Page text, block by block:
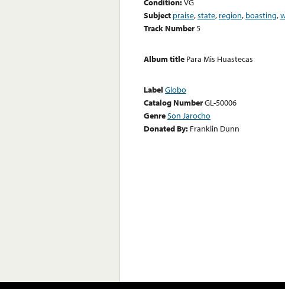
Subject praise,state, region, boasting,
Track Number5
Album title Para Mis Huastecas
Label Globo
Catalog NumberGL-50006
GenreSon Jarocho
Donated By: Franklin Dunn